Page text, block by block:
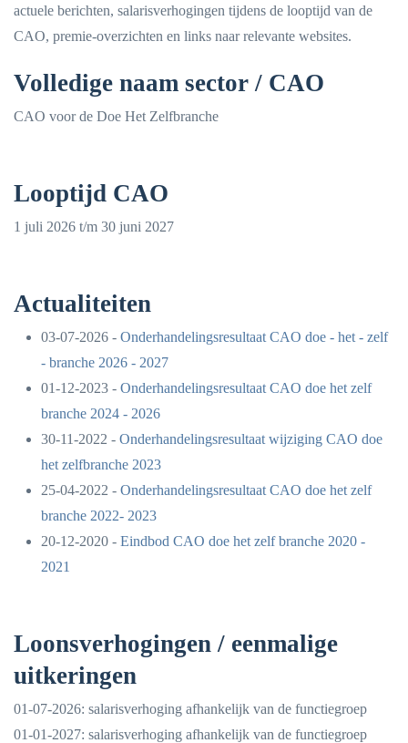
actuele berichten, salarisverhogingen tijdens de looptijd van de
CAO, premie-overzichten en links naar relevante websites.
Volledige naam sector / CAO
CAO voor de Doe Het Zelfbranche
Looptijd CAO
1 juli 2026 t/m 30 juni 2027
Actualiteiten
03-07-2026 - Onderhandelingsresultaat CAO doe - het - zelf
- branche 2026 - 2027
01-12-2023 - Onderhandelingsresultaat CAO doe het zelf
branche 2024 - 2026
30-11-2022 - Onderhandelingsresultaat wijziging CAO doe
het zelfbranche 2023
25-04-2022 - Onderhandelingsresultaat CAO doe het zelf
branche 2022- 2023
20-12-2020 - Eindbod CAO doe het zelf branche 2020 -
2021
Loonsverhogingen / eenmalige
uitkeringen
01-07-2026: salarisverhoging afhankelijk van de functiegroep
01-01-2027: salarisverhoging afhankelijk van de functiegroep